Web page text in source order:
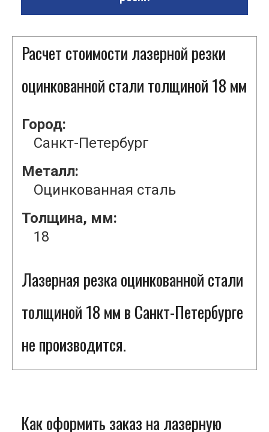
Расчет стоимости лазерной резки
оцинкованной стали толщиной 18 мм
Город:
Санкт-Петербург
Металл:
Оцинкованная сталь
Толщина, мм:
18
Лазерная резка оцинкованной стали
толщиной 18 мм в Санкт-Петербурге
не производится.
Как оформить заказ на лазерную